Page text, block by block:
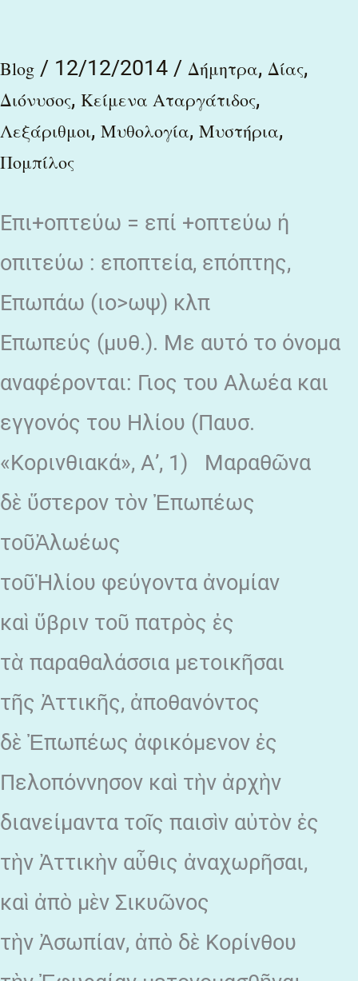
Blog / 12/12/2014 / Δήμητρα, Δίας,
Διόνυσος, Κείμενα Αταργάτιδος,
Λεξάριθμοι, Μυθολογία, Μυστήρια,
Πομπίλος
Επι+οπτεύω = επί +οπτεύω ή
οπιτεύω : εποπτεία, επόπτης,
Επωπάω (ιο>ωψ) κλπ
Επωπεύς (μυθ.). Με αυτό το όνομα
αναφέρο­νται: Γιος του Αλωέα και
εγγονός του Ηλίου (Παυσ.
«Κορινθιακά», Α’, 1) Μαραθῶνα
δὲ ὕστερον τὸν Ἐπωπέως
τοῦἈλωέως
τοῦἩλίου φεύγοντα ἀνομίαν
καὶ ὕβριν τοῦ πατρὸς ἐς
τὰ παραθαλάσσια μετοικῆσαι
τῆς Ἀττικῆς, ἀποθανόντος
δὲ Ἐπωπέως ἀφικόμενον ἐς
Πελοπόννησον καὶ τὴν ἀρχὴν
διανείμαντα τοῖς παισὶν αὐτὸν ἐς
τὴν Ἀττικὴν αὖθις ἀναχωρῆσαι,
καὶ ἀπὸ μὲν Σικυῶνος
τὴν Ἀσωπίαν, ἀπὸ δὲ Κορίνθου
τοῦ
Ἡλίου…